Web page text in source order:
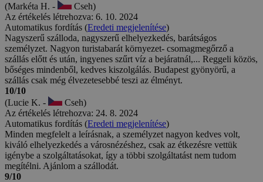
(Markéta H. -
Cseh)
Az értékelés létrehozva: 6. 10. 2024
Automatikus fordítás (Eredeti megjelenítése)
Nagyszerű szálloda, nagyszerű elhelyezkedés, barátságos
személyzet. Nagyon turistabarát környezet- csomagmegőrző a
szállás előtt és után, ingyenes szűrt víz a bejáratnál,... Reggeli közös,
bőséges mindenből, kedves kiszolgálás. Budapest gyönyörű, a
szállás csak még élvezetesebbé teszi az élményt.
10/10
(Lucie K. -
Cseh)
Az értékelés létrehozva: 24. 8. 2024
Automatikus fordítás (Eredeti megjelenítése)
Minden megfelelt a leírásnak, a személyzet nagyon kedves volt,
kiváló elhelyezkedés a városnézéshez, csak az étkezésre vettük
igénybe a szolgáltatásokat, így a többi szolgáltatást nem tudom
megítélni. Ajánlom a szállodát.
9/10